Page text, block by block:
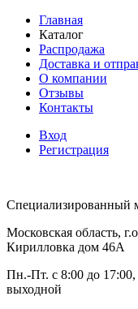
Главная
Каталог
Распродажа
Доставка и
О компании
Отзывы
Контакты
Вход
Регистрация
Специализированный
Московская область,
Кирилловка дом 46А
Пн.-Пт. с 8:00 до
выходной